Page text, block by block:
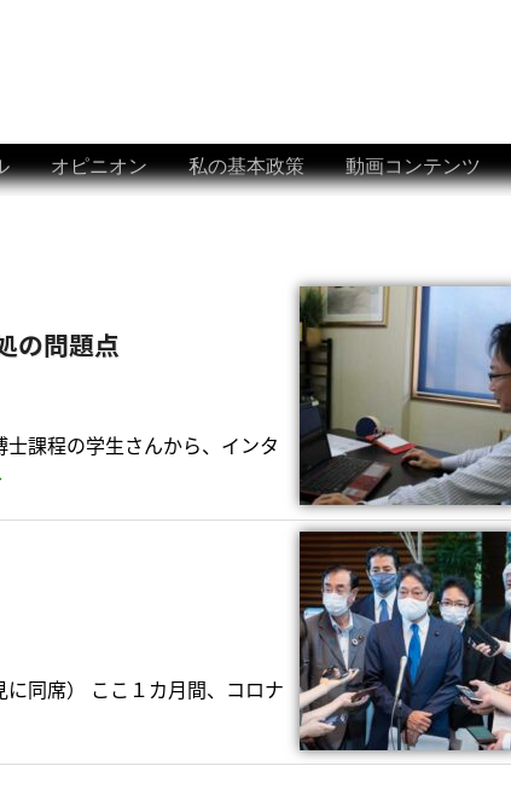
オピニオン 私の基本政策 動画コンテンツ
の問題点
課程の学生さんから、インタ
に同席） ここ１カ月間、コロナ